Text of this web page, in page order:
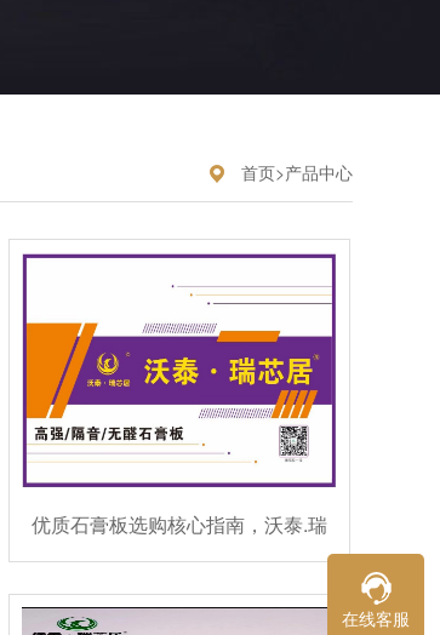
首页>产品中心
优质石膏板选购核心指南，沃泰.瑞
芯居高端石膏板品牌
在线客服